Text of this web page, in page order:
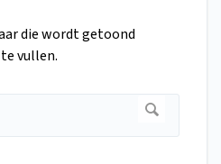
die wordt getoond
vullen.